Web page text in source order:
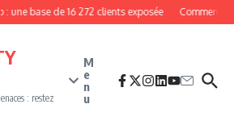
une base de 16 272 clients exposée Comment
: restez
M
e
n
u